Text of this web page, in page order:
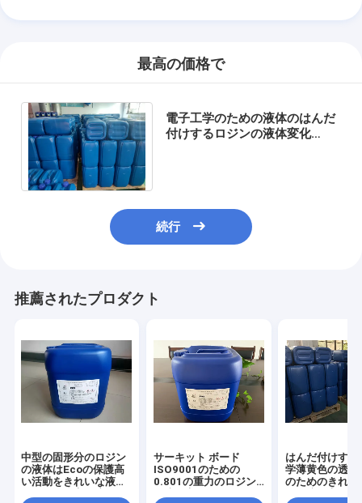
最高の価格で
電子工学のための液体のはんだ
付けするロジンの液体変化
続行
推薦されたプロダクト
中型の固形分のロジン
の液体はEcoの保護高
い活動をきれいな液体
サーキット ボード
ISO9001のための
0.801の重力のロジン
はんだ付けする
学薄黄色の透明
のためのきれい